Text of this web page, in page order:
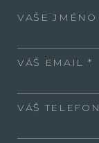
VAŠE JMÉNO
VÁŠ EMAIL
VÁŠ TELEFON